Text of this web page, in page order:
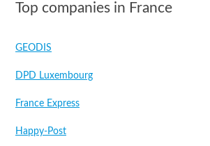
Top companies in France
GEODIS
DPD Luxembourg
France Express
Happy-Post